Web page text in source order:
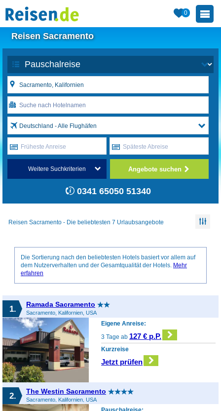
0
Reisen Sacramento
Deutschland - Alle Flughäfen
Früheste Anreise Späteste Abreise
Weitere Suchkriterien Angebote suchen
0341 65050 51340
Reisen Sacramento - Die beliebtesten 7 Urlaubsangebote
Die Sortierung nach den beliebtesten Hotels basiert vor allem auf
dem Nutzerverhalten und der Gesamtqualität der Hotels. Mehr
erfahren
1. Ramada Sacramento
Sacramento, Kalifornien, USA
Eigene Anreise:
3 Tage ab 127 € p.P.
Kurzreise
Jetzt prüfen
2. The Westin Sacramento
Sacramento, Kalifornien, USA